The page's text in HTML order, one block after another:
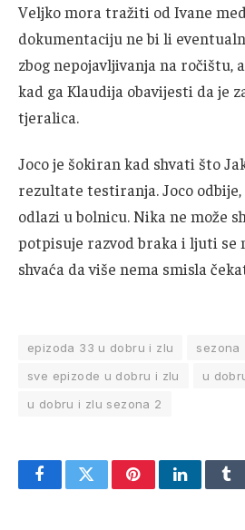
Veljko mora tražiti od Ivane
dokumentaciju ne bi li
zbog nepojavljivanja na ročištu,
kad ga Klaudija obavijesti da je
tjeralica.
Joco je šokiran kad shvati što
rezultate testiranja. Joco
odlazi u bolnicu. Nika ne može
potpisuje razvod braka i ljuti se
shvaća da više nema smisla
epizoda 33 u dobru i zlu
sezona
sve epizode u dobru i zlu
u
u dobru i zlu sezona 2
FacebookTwitterPinterestLinkedIn